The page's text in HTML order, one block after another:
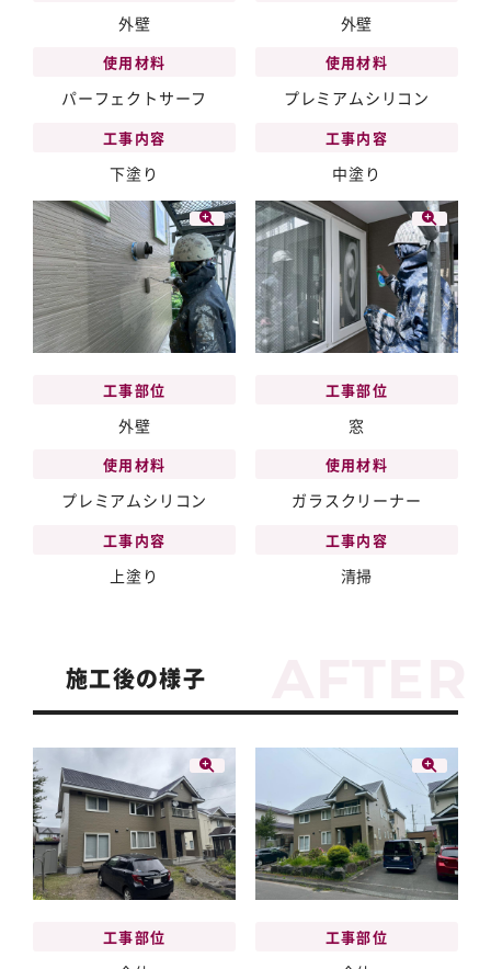
外壁
使用材料
パーフェクトサーフ
工事内容
下塗り
外壁
使用材料
プレミアムシリコン
工事内容
中塗り
工事部位
外壁
使用材料
プレミアムシリコン
工事内容
上塗り
工事部位
窓
使用材料
ガラスクリーナー
工事内容
清掃
施工後の様子
工事部位 工事部位